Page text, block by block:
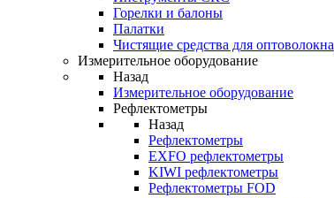
Горелки и балоны
Палатки
Чистящие средства для оптоволокна
Измерительное оборудование
Назад
Измерительное оборудование
Рефлектометры
Назад
Рефлектометры
EXFO рефлектометры
KIWI рефлектометры
Рефлектометры FOD